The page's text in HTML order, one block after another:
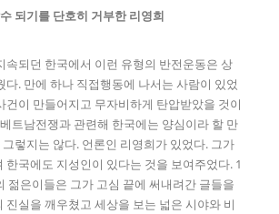
되기를 단호히 거부한 리영희
속되던 한국에서 이런 유형의 반전운동은 상
다. 만에 하나 직접행동에 나서는 사람이 있었
건이 만들어지고 무자비하게 탄압받았을 것이
트남전쟁과 관련해 한국에는 양심이라 할 만
렇지는 않다. 언론인 리영희가 있었다. 그가
한국에도 지성인이 있다는 것을 보여주었다. 1
젊은이들은 그가 고심 끝에 써내려간 글들을
진실을 깨우쳤고 세상을 보는 넓은 시야와 비